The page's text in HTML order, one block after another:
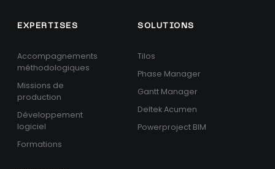
EXPERTISES
Accompagnements
méthodologiques
Missions de
production
Développement
logiciel
Formations
SOLUTIONS
Tilos
Phase Manager
Gantt Manager
Deltek Acumen
Powerproject BIM